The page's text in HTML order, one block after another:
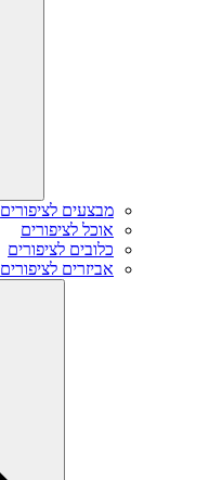
מבצעים לציפורים
אוכל לציפורים
כלובים לציפורים
אביזרים לציפורים